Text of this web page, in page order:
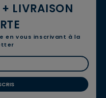
+ LIVRAISON
en vous inscrivant à la